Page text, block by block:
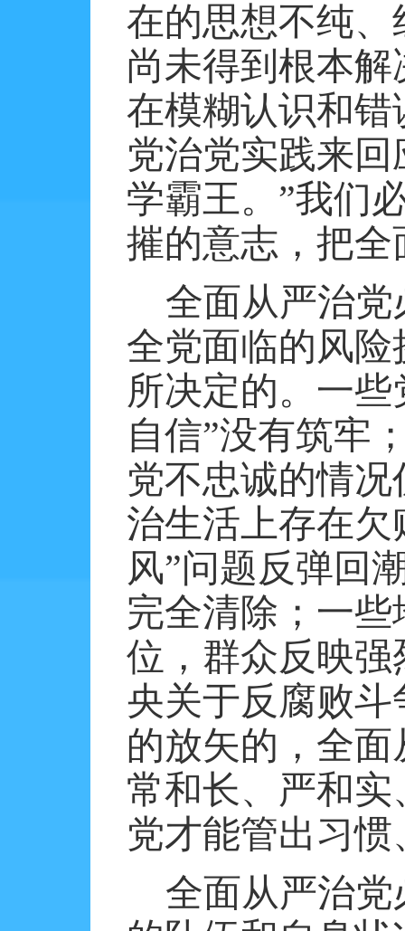
在的思想不纯
尚未得到根本
在模糊认识和
党治党实践来
学霸王。”我们
摧的意志，把
全面从严治
全党面临的风
所决定的。一
自信”没有筑牢
党不忠诚的情
治生活上存在
风”问题反弹回
完全清除；一
位，群众反映
央关于反腐败
的放矢的，全
常和长、严和
党才能管出习
全面从严治